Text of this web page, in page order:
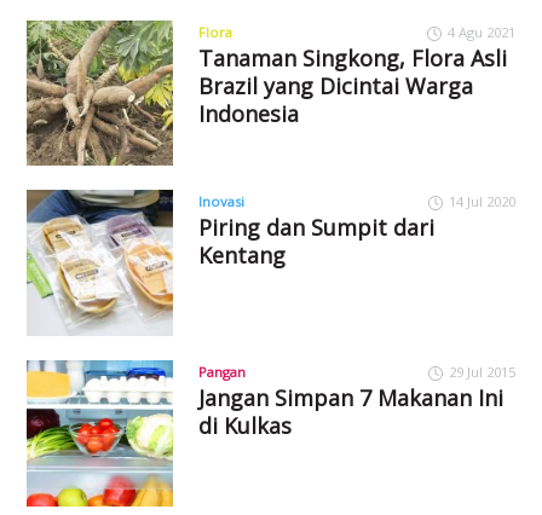
Flora 4 Agu 2021
Tanaman Singkong, Flora Asli
Brazil yang Dicintai Warga
Indonesia
Inovasi 14 Jul 2020
Piring dan Sumpit dari
Kentang
Pangan 29 Jul 2015
Jangan Simpan 7 Makanan Ini
di Kulkas